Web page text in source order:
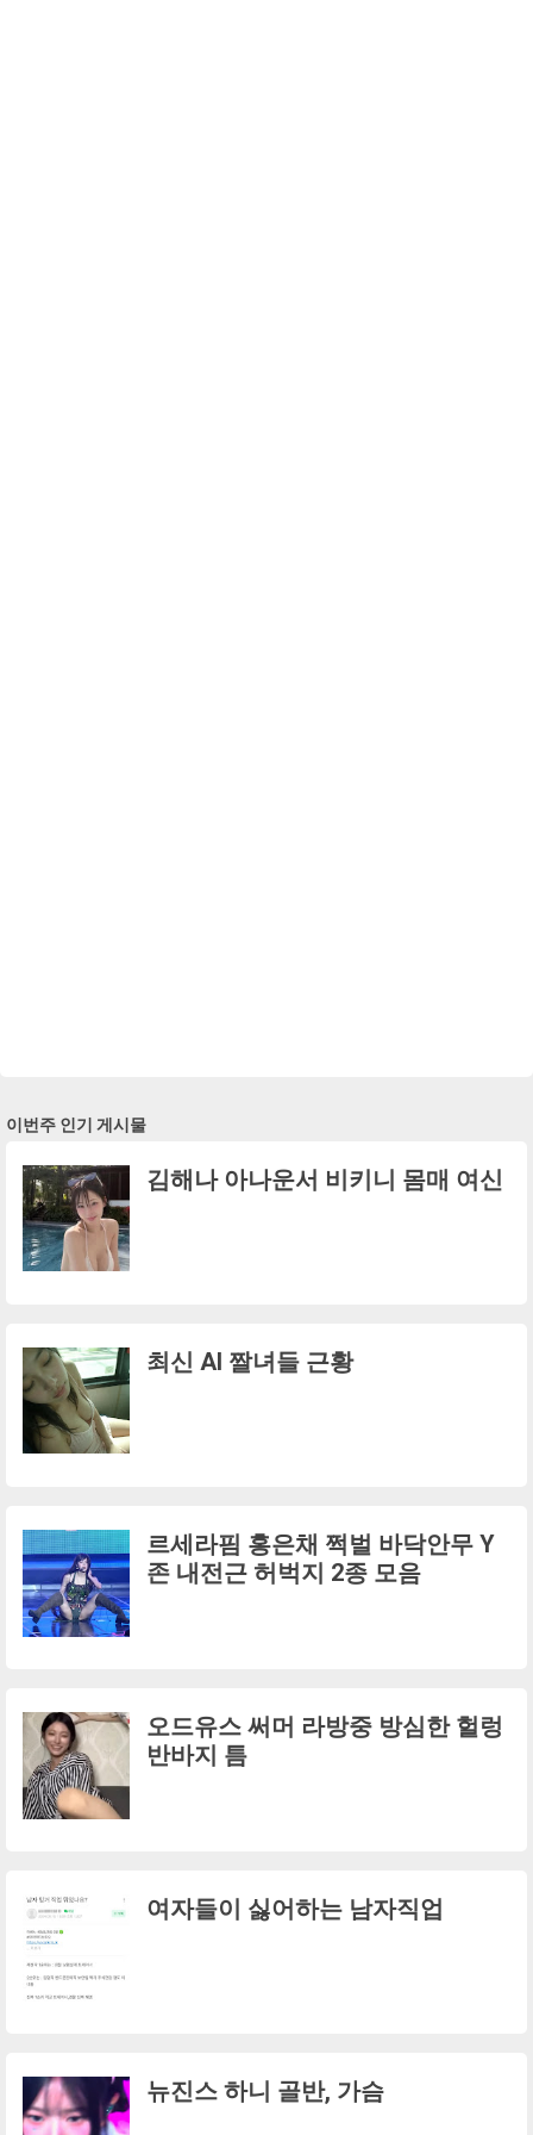
이번주 인기 게시물
김해나 아나운서 비키니 몸매 여신
최신 AI 짤녀들 근황
르세라핌 홍은채 쩍벌 바닥안무 Y
존 내전근 허벅지 2종 모음
오드유스 써머 라방중 방심한 헐렁
반바지 틈
여자들이 싫어하는 남자직업
뉴진스 하니 골반, 가슴